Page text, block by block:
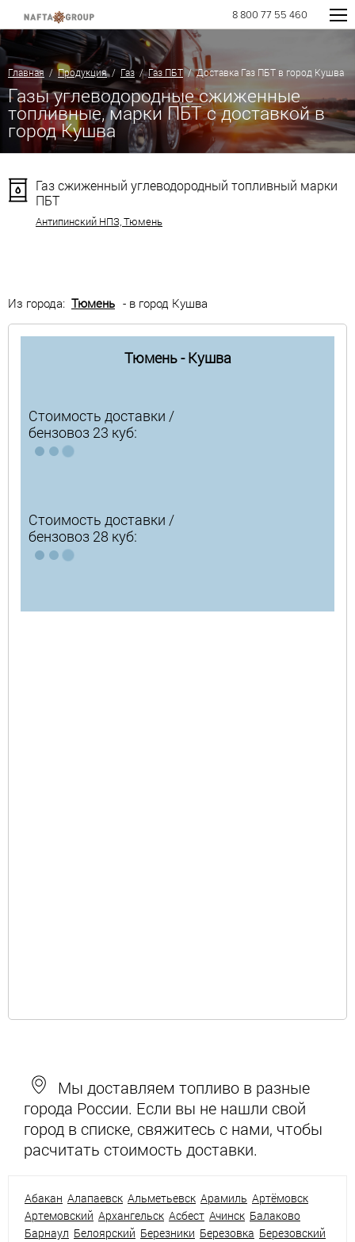
8 800 77 55 460
Главная/Продукция/ Газ /Газ ПБТ/ Доставка Газ ПБТ в город Кушва
Газы углеводородные сжиженные
топливные, марки ПБТ с доставкой в
город Кушва
Газ сжиженный углеводородный топливный марки
ПБТ
Антипинский НПЗ, Тюмень
Из города: Тюмень - в город Кушва
Тюмень - Кушва
Стоимость доставки /
бензовоз 23 куб:
Стоимость доставки /
бензовоз 28 куб:
Мы доставляем топливо в разные
города России. Если вы не нашли свой
город в списке, свяжитесь с нами, чтобы
расчитать стоимость доставки.
Абакан Алапаевск Альметьевск Арамиль Артёмовск
Артемовский Архангельск Асбест Ачинск Балаково
Барнаул Белоярский Березники Березовка Березовский